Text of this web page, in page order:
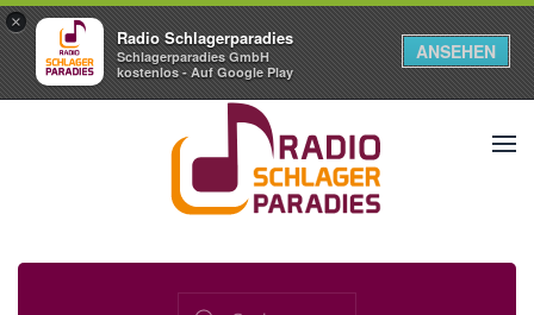
×
Radio Schlagerparadies
Schlagerparadies GmbH
kostenlos - Auf Google Play
ANSEHEN